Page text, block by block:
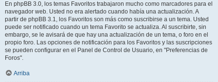
En phpBB 3.0, los temas Favoritos trabajaron mucho como marcadores para el
navegador web. Usted no era alertado cuando había una actualización. A
partir de phpBB 3.1, los Favoritos son más como suscribirse a un tema. Usted
puede ser notificado cuando un tema Favorito se actualiza. Al suscribirte, sin
embargo, se le avisará de que hay una actualización de un tema, o foro en el
propio foro. Las opciones de notificación para los Favoritos y las suscripciones
se pueden configurar en el Panel de Control de Usuario, en "Preferencias de
Foros".
Arriba